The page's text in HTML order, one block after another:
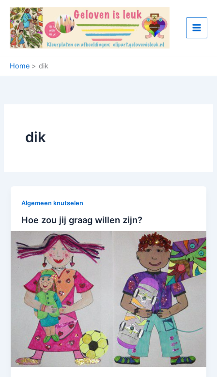
naar
inhoud
Home dik
dik
Algemeen knutselen
Hoe zou jij graag willen zijn?